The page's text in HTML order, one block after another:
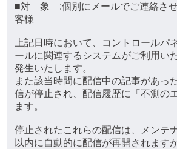
■対 象 :個別にメールでご連絡させ
客様
上記日時において、コントロールパ
ールに関連するシステムがご利用い
発生いたします。
また該当時間に配信中の記事があっ
信が停止され、配信履歴に「不測の
ます。
停止されたこれらの配信は、メンテ
以内に自動的に配信が再開されます